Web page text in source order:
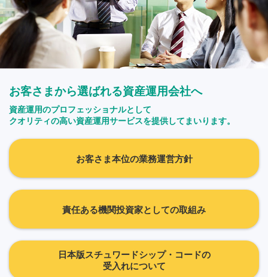
お客さまから選ばれる資産運用会社へ
資産運用のプロフェッショナルとして
クオリティの高い資産運用サービスを提供してまいります。
お客さま本位の業務運営方針
責任ある機関投資家としての取組み
日本版スチュワードシップ・コードの
受入れについて